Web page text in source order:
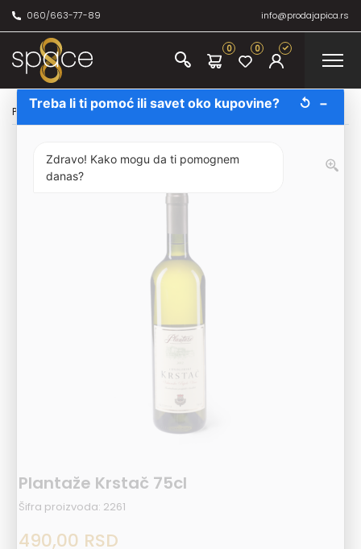
060/663-77-89 info@prodajapica.rs
0 0
Početna/Prodaja vina/ Bela vina/Plantaže Krstač 75cl
Plantaže Krstač 75cl
Šifra proizvoda: 2261
490,00 RSD
Treba li ti pomoć ili savet oko kupovine? ↺ −
Zdravo! Kako mogu da ti pomognem
danas?